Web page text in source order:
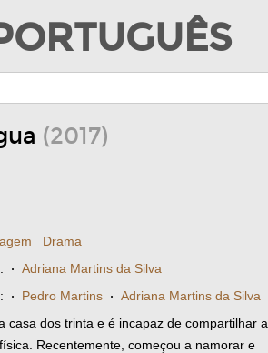
(2017)
Drama
· Adriana Martins da Silva
· Pedro Martins · Adriana Martins da Silva
casa dos trinta e é incapaz de compartilhar a
Recentemente, começou a namorar e